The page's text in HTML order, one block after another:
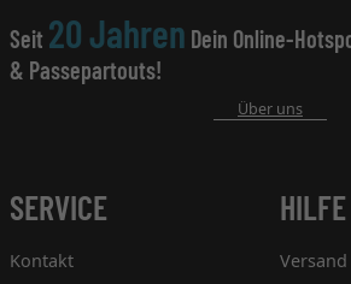
Seit 20 Jahren Dein Online-
& Passepartouts!
Über uns
SERVICE
Kontakt
HILFE